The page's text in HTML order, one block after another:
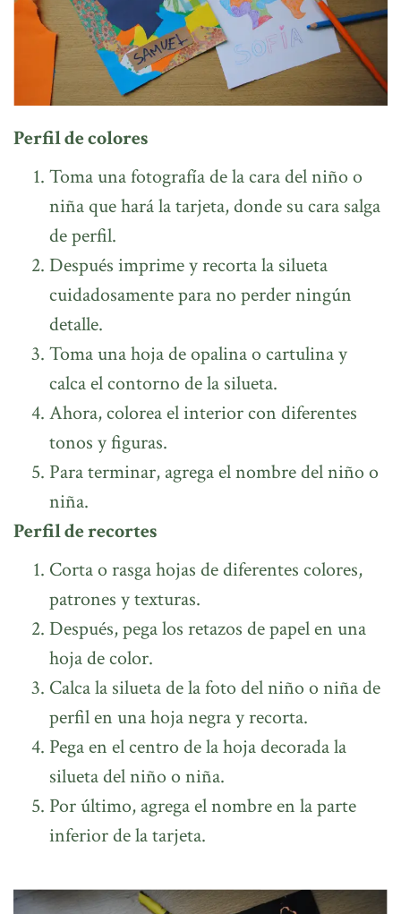
Perfil de colores
Toma una fotografía de la cara del niño o
niña que hará la tarjeta, donde su cara salga
de perfil.
Después imprime y recorta la silueta
cuidadosamente para no perder ningún
detalle.
Toma una hoja de opalina o cartulina y
calca el contorno de la silueta.
Ahora, colorea el interior con diferentes
tonos y figuras.
Para terminar, agrega el nombre del niño o
niña.
Perfil de recortes
Corta o rasga hojas de diferentes colores,
patrones y texturas.
Después, pega los retazos de papel en una
hoja de color.
Calca la silueta de la foto del niño o niña de
perfil en una hoja negra y recorta.
Pega en el centro de la hoja decorada la
silueta del niño o niña.
Por último, agrega el nombre en la parte
inferior de la tarjeta.